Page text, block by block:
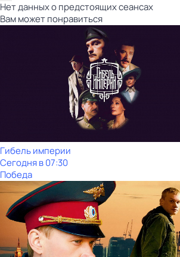
Нет данных о предстоящих сеансах
Вам может понравиться
Гибель империи
Сегодня в 07:30
Победа